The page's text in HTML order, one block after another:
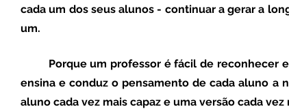
cada um dos seus alunos - continuar a gerar a
um.
ensina e conduz o pensamento de cada aluno a
aluno cada vez mais capaz e uma versão cada